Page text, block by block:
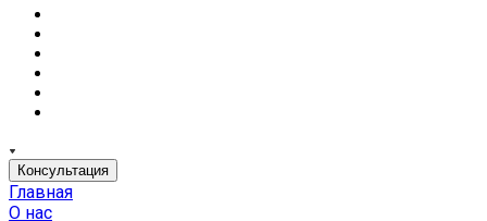
Консультация
Главная
О нас